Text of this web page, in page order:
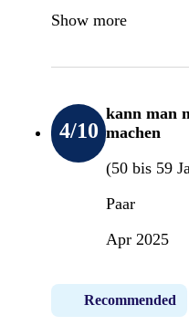
Show more
4/10
kann man
machen
(50 bis 59
Paar
Apr 2025
Recommended